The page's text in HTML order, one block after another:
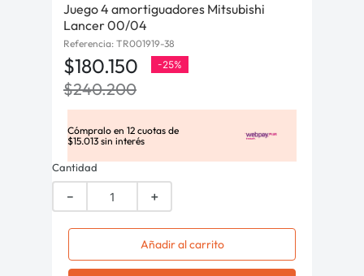
Juego 4 amortiguadores Mitsubishi
Lancer 00/04
Referencia: TR001919-38
$180.150 -25%
$240.200
Cómpralo en 12 cuotas de
$15.013 sin interés
Cantidad
＋
－
Añadir al carrito